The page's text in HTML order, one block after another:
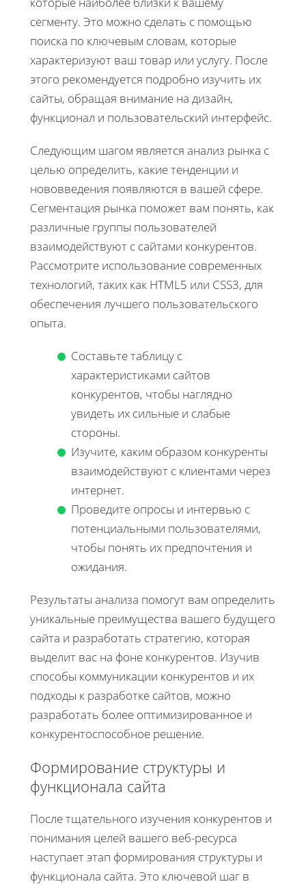
сегменту. Это можно сделать с помощью
поиска по ключевым словам, которые
характеризуют ваш товар или услугу. После
этого рекомендуется подробно изучить их
сайты, обращая внимание на дизайн,
функционал и пользовательский интерфейс.
Следующим шагом является анализ рынка с
целью определить, какие тенденции и
нововведения появляются в вашей сфере.
Сегментация рынка поможет вам понять, как
различные группы пользователей
взаимодействуют с сайтами конкурентов.
Рассмотрите использование современных
технологий, таких как HTML5 или CSS3, для
обеспечения лучшего пользовательского
опыта.
Составьте таблицу с
характеристиками сайтов
конкурентов, чтобы наглядно
увидеть их сильные и слабые
стороны.
Изучите, каким образом конкуренты
взаимодействуют с клиентами через
интернет.
Проведите опросы и интервью с
потенциальными пользователями,
чтобы понять их предпочтения и
ожидания.
Результаты анализа помогут вам определить
уникальные преимущества вашего будущего
сайта и разработать стратегию, которая
выделит вас на фоне конкурентов. Изучив
способы коммуникации конкурентов и их
подходы к разработке сайтов, можно
разработать более оптимизированное и
конкурентоспособное решение.
Формирование структуры и
функционала сайта
После тщательного изучения конкурентов и
понимания целей вашего веб-ресурса
наступает этап формирования структуры и
функционала сайта. Это ключевой шаг в